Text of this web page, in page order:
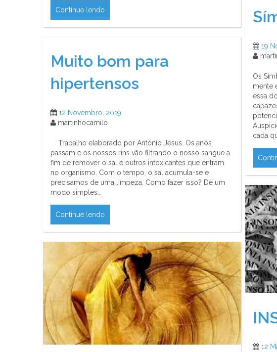
Continue lendo
19
Os
mente
essa
cada
Muito bom para
hipertensos
12 Novembro, 2019
martinhocamilo
Trabalho elaborado por António Jesus. Os anos
passam e os nossos rins vão filtrando o nosso sangue a
fim de remover o sal e outros intoxicantes que entram
no organismo. Com o tempo, o sal acumula-se e
precisamos de uma limpeza. Como fazer isso? De um
modo simples…
Continue lendo
12